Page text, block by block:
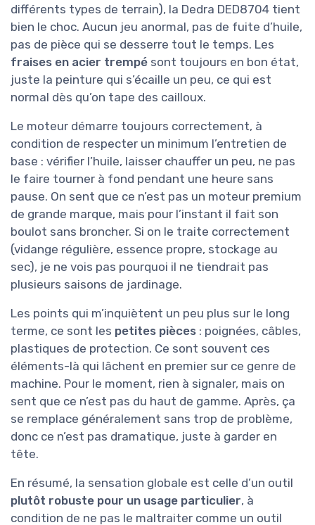
différents types de terrain), la Dedra DED8704 tient
bien le choc. Aucun jeu anormal, pas de fuite d’huile,
pas de pièce qui se desserre tout le temps. Les
fraises en acier trempé sont toujours en bon état,
juste la peinture qui s’écaille un peu, ce qui est
normal dès qu’on tape des cailloux.
Le moteur démarre toujours correctement, à
condition de respecter un minimum l’entretien de
base : vérifier l’huile, laisser chauffer un peu, ne pas
le faire tourner à fond pendant une heure sans
pause. On sent que ce n’est pas un moteur premium
de grande marque, mais pour l’instant il fait son
boulot sans broncher. Si on le traite correctement
(vidange régulière, essence propre, stockage au
sec), je ne vois pas pourquoi il ne tiendrait pas
plusieurs saisons de jardinage.
Les points qui m’inquiètent un peu plus sur le long
terme, ce sont les petites pièces : poignées, câbles,
plastiques de protection. Ce sont souvent ces
éléments-là qui lâchent en premier sur ce genre de
machine. Pour le moment, rien à signaler, mais on
sent que ce n’est pas du haut de gamme. Après, ça
se remplace généralement sans trop de problème,
donc ce n’est pas dramatique, juste à garder en
tête.
En résumé, la sensation globale est celle d’un outil
plutôt robuste pour un usage particulier, à
condition de ne pas le maltraiter comme un outil